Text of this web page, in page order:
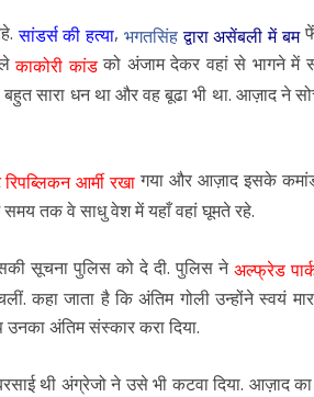
सांडर्स की हत्या, भगतसिंह द्वारा असेंबली में बम
काकोरी कांडको अंजाम देकर वहां से भागने में
सारा धन था और वह बूढा भी था. आज़ाद ने
आर्मी रखागया और आज़ाद इसके
तक वे साधु वेश में यहाँ वहां घूमते रहे.
सूचना पुलिस को दे दी. पुलिस नेअल्फ्रेड
कहा जाता है कि अंतिम गोली उन्होंने स्वयं
अंतिम संस्कार करा दिया.
थी अंग्रेजो ने उसे भी कटवा दिया. आज़ाद का